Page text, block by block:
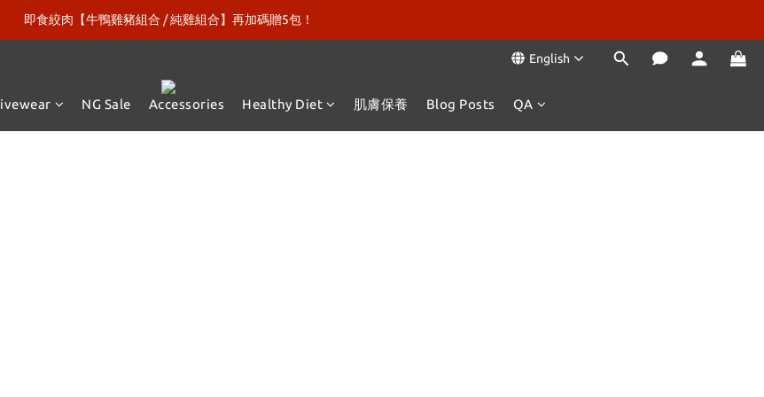
新口味上市【微糖乳清120包】再送綠巨人漢克！
即食絞肉【牛鴨雞豬組合 / 純雞組合】再加碼贈5包！
English
NG Sale Accessories Healthy Diet 肌膚保養 Blog Posts QA